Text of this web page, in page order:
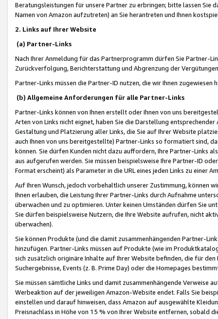
Beratungsleistungen für unsere Partner zu erbringen; bitte lassen Sie
Namen von Amazon aufzutreten) an Sie herantreten und Ihnen
2. Links auf Ihrer Website
(a) Partner-Links
Nach Ihrer Anmeldung für das Partnerprogramm dürfen Sie Partner-
Zurückverfolgung, Berichterstattung und Abgrenzung der
Partner-Links müssen die Partner-ID nutzen, die wir Ihnen zugewiesen
(b) Allgemeine Anforderungen für alle Partner-Links
Partner-Links können von Ihnen erstellt oder Ihnen von uns
Arten von Links nicht eignet, haben Sie die Darstellung
Gestaltung und Platzierung aller Links, die Sie auf Ihrer Website
auch Ihnen von uns bereitgestellte) Partner-Links so formatiert sind,
können. Sie dürfen Kunden nicht dazu auffordern, Ihre Partner-Links
aus aufgerufen werden. Sie müssen beispielsweise Ihre Partner-ID
Format erscheint) als Parameter in die URL eines jeden Links zu einer
Auf Ihren Wunsch, jedoch vorbehaltlich unserer Zustimmung, können
Ihnen erlauben, die Leistung Ihrer Partner-Links durch Aufnahme
überwachen und zu optimieren. Unter keinen Umständen dürfen Sie
Sie dürfen beispielsweise Nutzern, die Ihre Website aufrufen, nicht
überwachen).
Sie können Produkte (und die damit zusammenhängenden Partner-
hinzufügen. Partner-Links müssen auf Produkte (wie im
sich zusätzlich originäre Inhalte auf Ihrer Website befinden, die für
Suchergebnisse, Events (z. B. Prime Day) oder die Homepages
Sie müssen sämtliche Links und damit zusammenhängende
Werbeaktion auf der jeweiligen Amazon-Website endet. Falls Sie
einstellen und darauf hinweisen, dass Amazon auf ausgewählte
Preisnachlass in Höhe von 15 % von Ihrer Website entfernen, sobald